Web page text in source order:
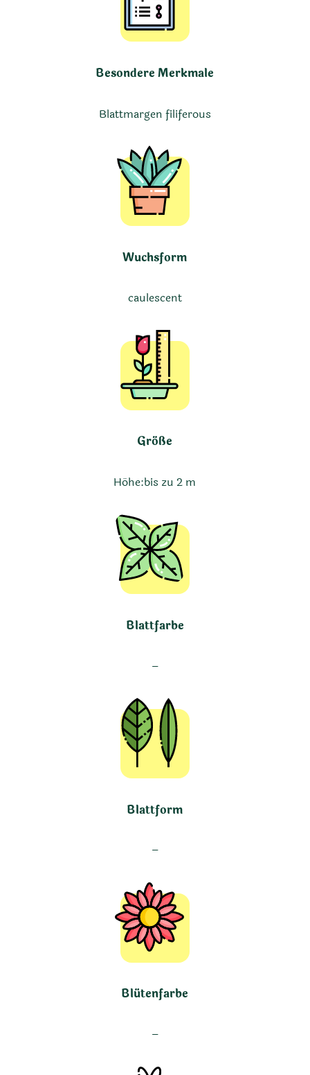
Besondere Merkmale
Blattmargen filiferous
Wuchsform
caulescent
Größe
Höhe:bis zu 2 m
Blattfarbe
–
Blattform
–
Blütenfarbe
–